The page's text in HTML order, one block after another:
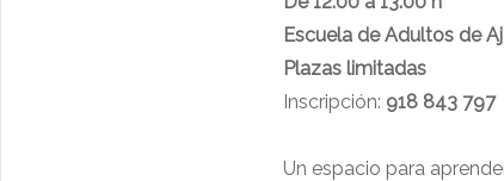
Escuela de Adultos de
Plazas limitadas
Inscripción: 918 843 797
Un espacio para